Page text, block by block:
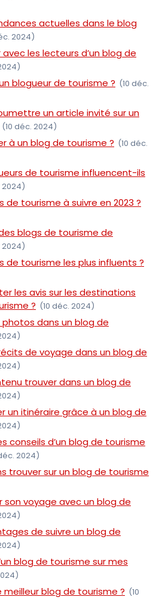
actuelles dans le blog
2024)
les lecteurs d’un blog de
blogueur de tourisme ? (10 déc.
un article invité sur un
(10 déc. 2024)
à un blog de tourisme ? (10 déc.
de tourisme influencent-ils
2024)
de tourisme à suivre en 2023 ?
blogs de tourisme de
2024)
de tourisme les plus influents ?
les avis sur les destinations
? (10 déc. 2024)
dans un blog de
de voyage dans un blog de
trouver dans un blog de
un itinéraire grâce à un blog de
conseils d’un blog de tourisme
2024)
trouver sur un blog de tourisme
voyage avec un blog de
de suivre un blog de
blog de tourisme sur mes
blog de tourisme ? (10